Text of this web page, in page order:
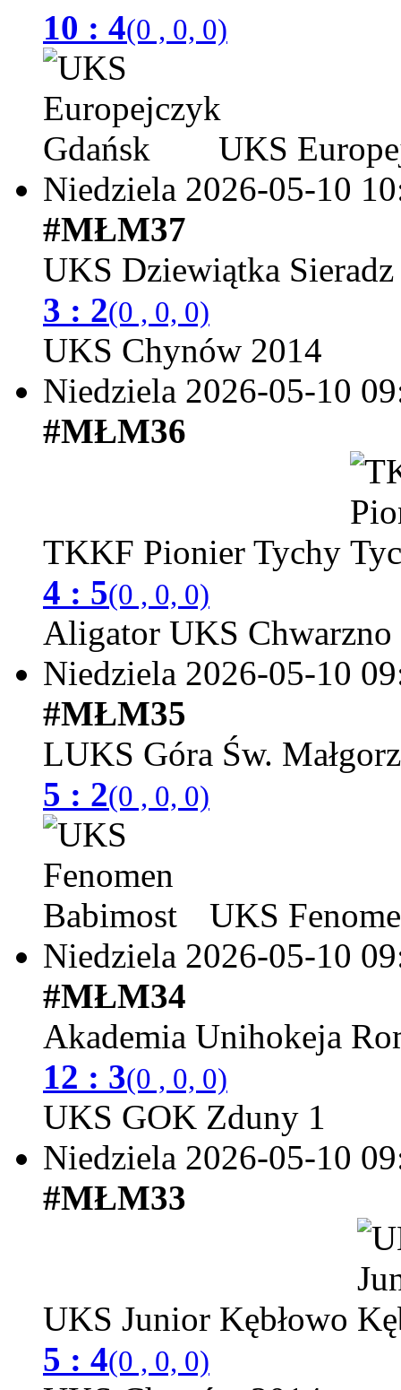
10 : 4(0 , 0, 0)
UKS
Niedziela 2026-05-10
#MŁM37
UKS Dziewiątka Sieradz
3 : 2(0 , 0, 0)
UKS Chynów 2014
Niedziela 2026-05-10
#MŁM36
TKKF Pionier Tychy
4 : 5(0 , 0, 0)
Aligator UKS
Niedziela 2026-05-10
#MŁM35
LUKS Góra Św.
5 : 2(0 , 0, 0)
UKS
Niedziela 2026-05-10
#MŁM34
Akademia Unihokeja
12 : 3(0 , 0, 0)
UKS GOK Zduny 1
Niedziela 2026-05-10
#MŁM33
UKS Junior Kębłowo
5 : 4(0 , 0, 0)